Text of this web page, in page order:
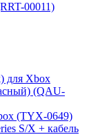
00011)
для Xbox
(QAU-
(TYX-0649)
S/X + кабель